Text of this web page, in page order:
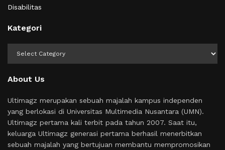
Disabilitas
Kategori
About Us
Ultimagz merupakan sebuah majalah kampus independen
yang berlokasi di Universitas Multimedia Nusantara (UMN).
Ultimagz pertama kali terbit pada tahun 2007. Saat itu,
keluarga Ultimagz generasi pertama berhasil menerbitkan
sebuah majalah yang bertujuan membantu mempromosikan